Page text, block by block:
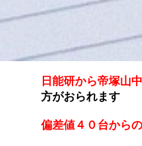
日能研から帝塚山
方がおられます
偏差値４０台から